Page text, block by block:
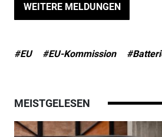
WEITERE MELDUNGEN
#EU #EU-Kommission
MEISTGELESEN